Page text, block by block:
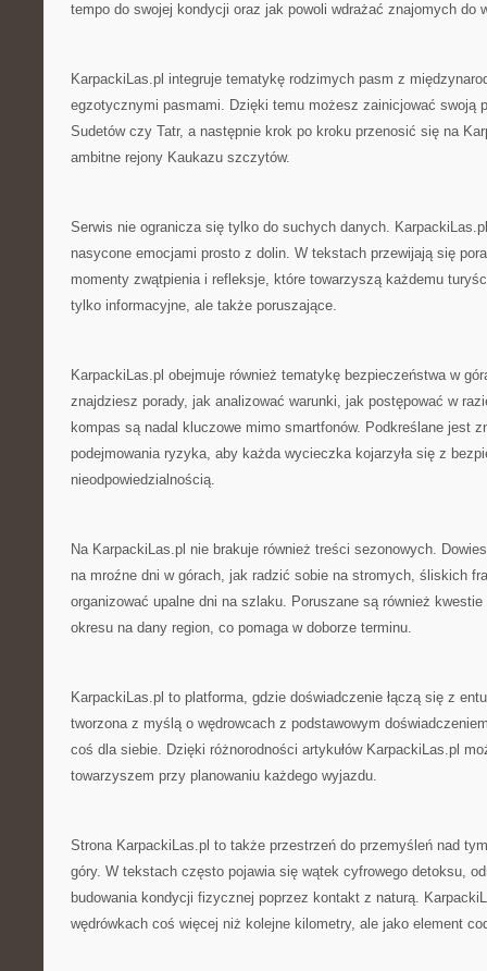
tempo do swojej kondycji oraz jak powoli wdrażać znajomych do
KarpackiLas.pl integruje tematykę rodzimych pasm z
egzotycznymi pasmami. Dzięki temu możesz zainicjować swoją
Sudetów czy Tatr, a następnie krok po kroku przenosić się na
ambitne rejony Kaukazu szczytów.
Serwis nie ogranicza się tylko do suchych danych.
nasycone emocjami prosto z dolin. W tekstach przewijają się
momenty zwątpienia i refleksje, które towarzyszą każdemu
tylko informacyjne, ale także poruszające.
KarpackiLas.pl obejmuje również tematykę bezpieczeństwa w
znajdziesz porady, jak analizować warunki, jak postępować w
kompas są nadal kluczowe mimo smartfonów. Podkreślane jest
podejmowania ryzyka, aby każda wycieczka kojarzyła się z
nieodpowiedzialnością.
Na KarpackiLas.pl nie brakuje również treści sezonowych.
na mroźne dni w górach, jak radzić sobie na stromych, śliskich
organizować upalne dni na szlaku. Poruszane są również kwestie
okresu na dany region, co pomaga w doborze terminu.
KarpackiLas.pl to platforma, gdzie doświadczenie łączą się z
tworzona z myślą o wędrowcach z podstawowym
coś dla siebie. Dzięki różnorodności artykułów KarpackiLas.pl
towarzyszem przy planowaniu każdego wyjazdu.
Strona KarpackiLas.pl to także przestrzeń do przemyśleń nad
góry. W tekstach często pojawia się wątek cyfrowego detoksu,
budowania kondycji fizycznej poprzez kontakt z naturą.
wędrówkach coś więcej niż kolejne kilometry, ale jako element